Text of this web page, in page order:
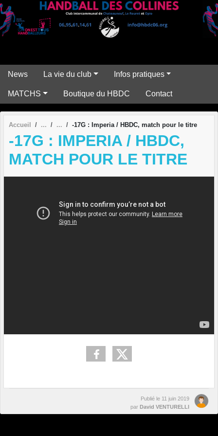
News La vie du club Infos pratiques
MATCHS Boutique du HBDC Contact
Accueil -17G : Imperia / HBDC, match pour le titre
-17G : IMPERIA / HBDC,
MATCH POUR LE TITRE
Publié le 11 juin 2019
par David VENTURELLI
Panneau de gestion des cookies